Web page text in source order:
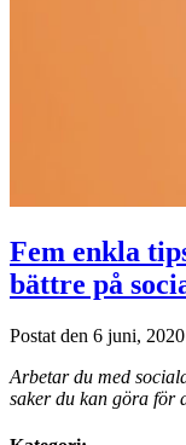
Fem enkla
bättre på
Postat den 6 juni, 2020
Arbetar du med
saker du kan göra för